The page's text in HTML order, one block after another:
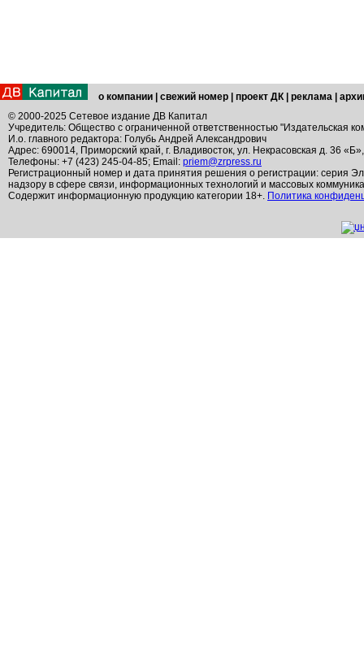
о компании свежий номер проект ДК реклама
© 2000-2025 Сетевое издание ДВ Капитал
Учредитель: Общество с ограниченной ответственностью "Издательская
И.о. главного редактора: Голубь Андрей Александрович
Адрес: 690014, Приморский край, г. Владивосток, ул. Некрасовская д. 36
Телефоны: +7 (423) 245-04-85; Email: priem@zrpress.ru
Регистрационный номер и дата принятия решения о регистрации: серия
надзору в сфере связи, информационных технологий и массовых
Содержит информационную продукцию категории 18+. Политика